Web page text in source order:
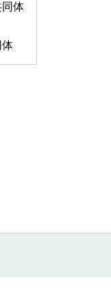
体
体